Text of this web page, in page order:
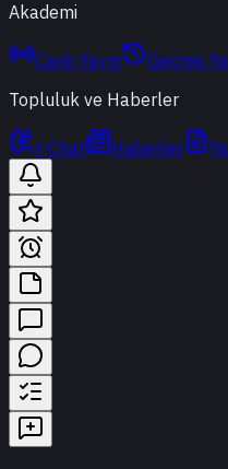
Akademi
Canlı Yayın Geçmiş
Topluluk ve Haberler
t-Chat Haberler